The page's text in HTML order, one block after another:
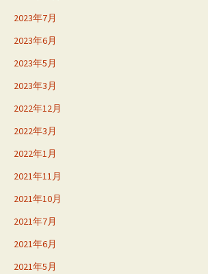
2023年7月
2023年6月
2023年5月
2023年3月
2022年12月
2022年3月
2022年1月
2021年11月
2021年10月
2021年7月
2021年6月
2021年5月